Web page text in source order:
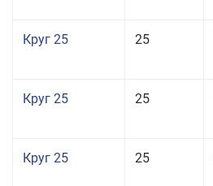
Круг 25 25
Круг 25 25
Круг 25 25